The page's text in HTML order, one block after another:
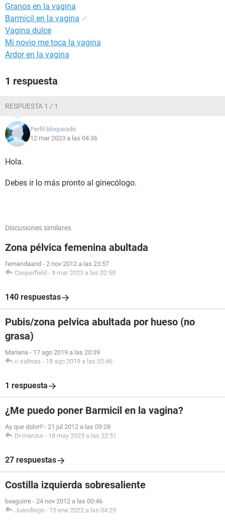
Granos en la vagina
Barmicil en la vagina ✓
Vagina dulce
Mi novio me toca la vagina
Ardor en la vagina
1 respuesta
RESPUESTA 1 / 1
Perfil bloqueado
12 mar 2023 a las 04:36
Hola.
Debes ir lo más pronto al ginecólogo.
Discusiones similares
Zona pélvica femenina abultada
fernandaand - 2 nov 2012 a las 23:57
Cooperfield - 9 mar 2023 a las 02:58
140 respuestas
Pubis/zona pelvica abultada por hueso (no
grasa)
Mariana - 17 ago 2019 a las 20:39
c-salinas - 18 ago 2019 a las 02:46
1 respuesta
¿Me puedo poner Barmicil en la vagina?
Ay que dolor!! - 21 jul 2012 a las 09:28
Dr.manzur - 18 may 2023 a las 22:51
27 respuestas
Costilla izquierda sobresaliente
bxaguirre - 24 nov 2012 a las 00:46
Juandiego - 15 ene 2022 a las 04:29